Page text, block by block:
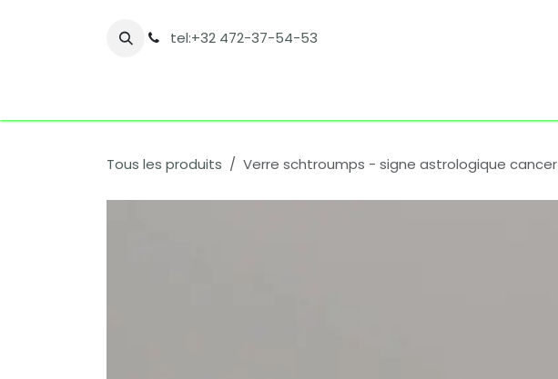
tel:+32 472-37-54-53
Tous les produits Verre schtroumps - signe astrologique cancer